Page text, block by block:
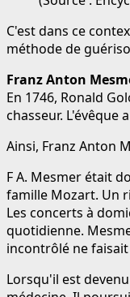
C'est dans ce
méthode de
Franz Anton
En 1746, Ronald
chasseur. L'évêque
Ainsi, Franz Anton
F A. Mesmer était
famille Mozart. Un
Les concerts à
quotidienne.
incontrôlé ne
Lorsqu'il est